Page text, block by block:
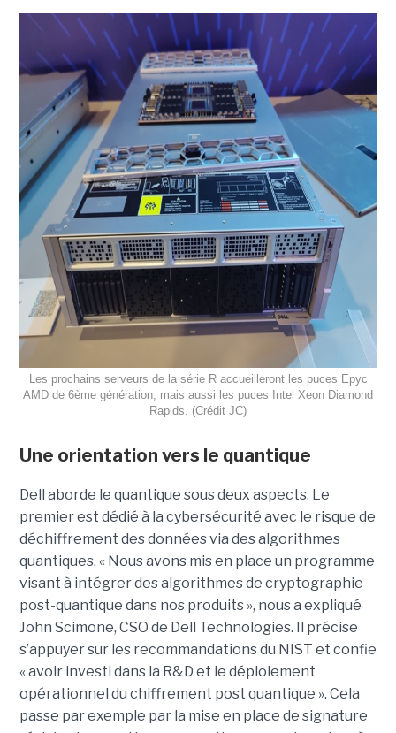
Les prochains serveurs de la série R accueilleront les puces Epyc
AMD de 6ème génération, mais aussi les puces Intel Xeon Diamond
Rapids. (Crédit JC)
Une orientation vers le quantique
Dell aborde le quantique sous deux aspects. Le
premier est dédié à la cybersécurité avec le risque de
déchiffrement des données via des algorithmes
quantiques. « Nous avons mis en place un programme
visant à intégrer des algorithmes de cryptographie
post-quantique dans nos produits », nous a expliqué
John Scimone, CSO de Dell Technologies. Il précise
s’appuyer sur les recommandations du NIST et confie
« avoir investi dans la R&D et le déploiement
opérationnel du chiffrement post quantique ». Cela
passe par exemple par la mise en place de signature